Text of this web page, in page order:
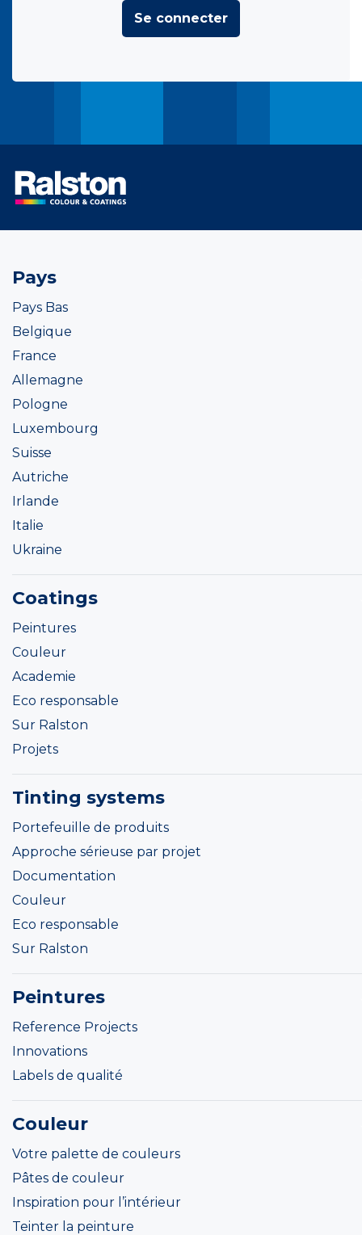
Se connecter
Pays
Pays Bas
Belgique
France
Allemagne
Pologne
Luxembourg
Suisse
Autriche
Irlande
Italie
Ukraine
Coatings
Peintures
Couleur
Academie
Eco responsable
Sur Ralston
Projets
Tinting systems
Portefeuille de produits
Approche sérieuse par projet
Documentation
Couleur
Eco responsable
Sur Ralston
Peintures
Reference Projects
Innovations
Labels de qualité
Couleur
Votre palette de couleurs
Pâtes de couleur
Inspiration pour l’intérieur
Teinter la peinture